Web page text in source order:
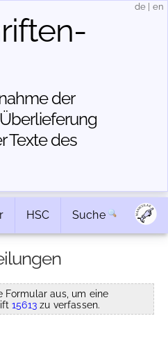
der
Texte des
de en
HSC Suche
Formular aus, um eine
15613zu verfassen.